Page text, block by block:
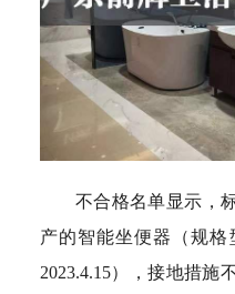
不合格名单显示，
产的智能坐便器（规格
2023.4.15），接地措施